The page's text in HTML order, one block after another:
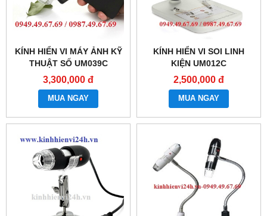
KÍNH HIỂN VI MÁY ẢNH KỸ
THUẬT SỐ UM039C
3,300,000 đ
MUA NGAY
KÍNH HIỂN VI SOI LINH
KIỆN UM012C
2,500,000 đ
MUA NGAY